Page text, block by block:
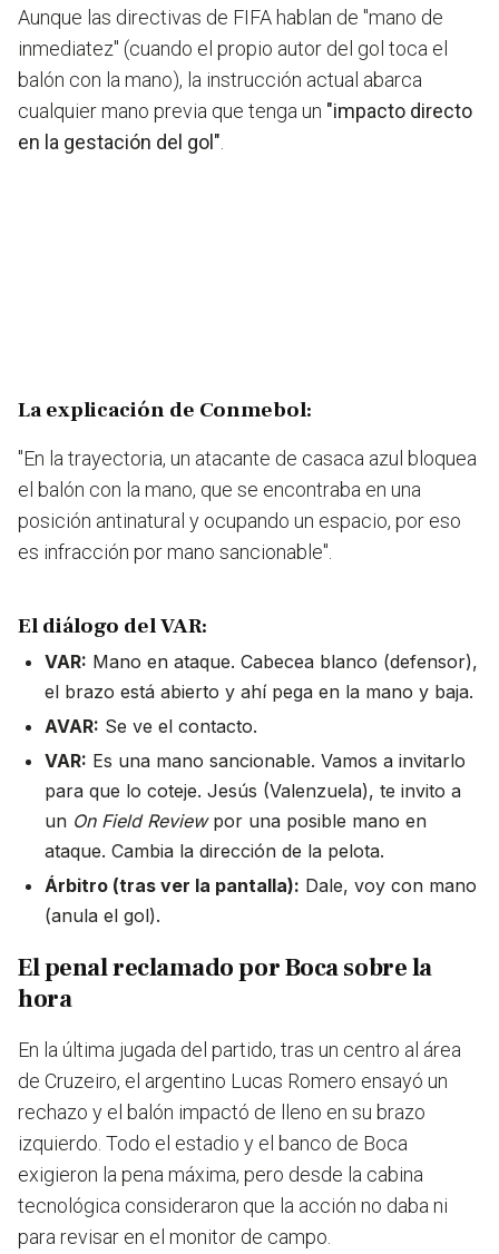
Aunque las directivas de FIFA hablan de "mano de
inmediatez" (cuando el propio autor del gol toca el
balón con la mano), la instrucción actual abarca
cualquier mano previa que tenga un "impacto directo
en la gestación del gol"
La explicación de Conmebol:
"En la trayectoria, un atacante de casaca azul bloquea
el balón con la mano, que se encontraba en una
posición antinatural y ocupando un espacio, por eso
es infracción por mano sancionable".
El diálogo del VAR:
VAR: Mano en ataque. Cabecea blanco (defensor),
el brazo está abierto y ahí pega en la mano y baja.
AVAR: Se ve el contacto.
VAR: Es una mano sancionable. Vamos a invitarlo
para que lo coteje. Jesús (Valenzuela), te invito a
un On Field Reviewpor una posible mano en
ataque. Cambia la dirección de la pelota.
Árbitro (tras ver la pantalla): Dale, voy con mano
(anula el gol).
El penal reclamado por Boca sobre la
hora
En la última jugada del partido, tras un centro al área
de Cruzeiro, el argentino Lucas Romero ensayó un
rechazo y el balón impactó de lleno en su brazo
izquierdo. Todo el estadio y el banco de Boca
exigieron la pena máxima, pero desde la cabina
tecnológica consideraron que la acción no daba ni
para revisar en el monitor de campo.